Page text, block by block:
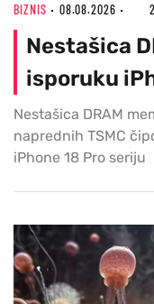
BIZNIS 08.08.2026
Nestašica
isporuku
Nestašica DRAM
naprednih TSMC
iPhone 18 Pro seriju